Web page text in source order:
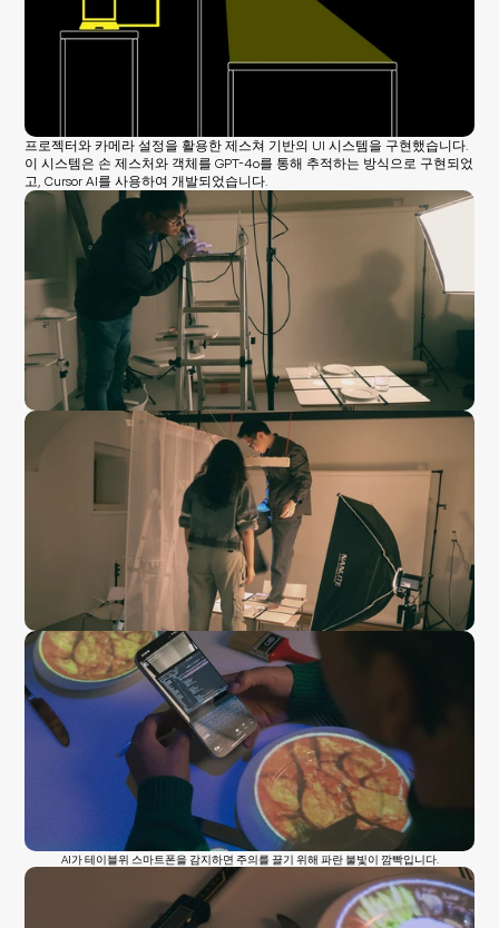
프로젝터와 카메라 설정을 활용한 제스쳐 기반의 UI 시스템을 구현했습니다.
이 시스템은 손 제스처와 객체를 GPT-4o를 통해 추적하는 방식으로 구현되었
고, Cursor AI를 사용하여 개발되었습니다.
AI가 테이블위 스마트폰을 감지하면 주의를 끌기 위해 파란 불빛이 깜빡입니다.